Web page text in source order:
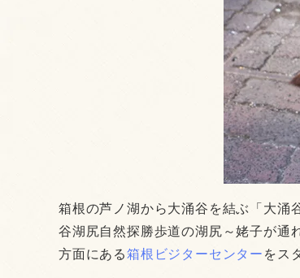
箱根の芦ノ湖から大涌谷を結ぶ「大涌
谷湖尻自然探勝歩道の湖尻～姥子が通
方面にある箱根ビジターセンターをス